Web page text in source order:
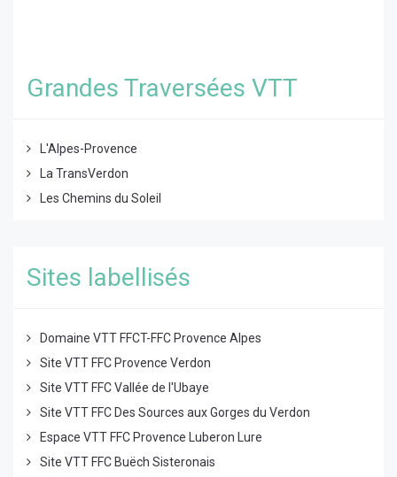
Grandes Traversées VTT
L'Alpes-Provence
La TransVerdon
Les Chemins du Soleil
Sites labellisés
Domaine VTT FFCT-FFC Provence Alpes
Site VTT FFC Provence Verdon
Site VTT FFC Vallée de l'Ubaye
Site VTT FFC Des Sources aux Gorges du Verdon
Espace VTT FFC Provence Luberon Lure
Site VTT FFC Buëch Sisteronais